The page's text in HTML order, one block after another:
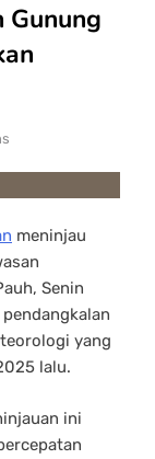
Gunung
meninjau
Senin
yang
lalu.
ini